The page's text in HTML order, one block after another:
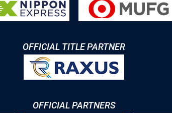
OFFICIAL TITLE PARTNER
OFFICIAL PARTNERS